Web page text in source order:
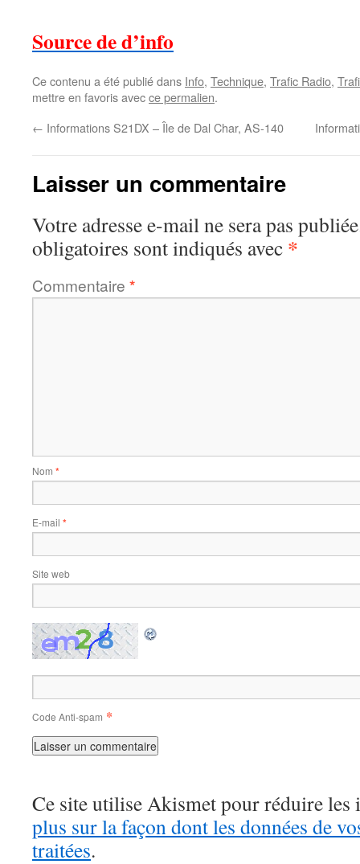
Source de d’info
Ce contenu a été publié dans Info, Technique, Trafic Radio,
mettre en favoris avecce permalien.
← Informations S21DX – Île de Dal Char, AS-140
Laisser un commentaire
Votre adresse e-mail ne sera pas
obligatoires sont indiqués avec *
Commentaire *
Nom *
E-mail *
Site web
Code Anti-spam *
Ce site utilise Akismet pour réduire les
plus sur la façon dont les données de
traitées.